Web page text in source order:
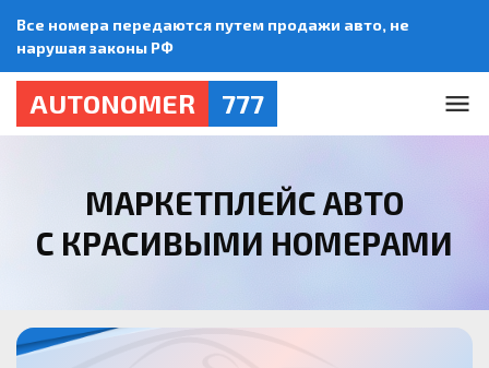
Все номера передаются путем продажи авто, не
нарушая законы РФ
AUTONOMER 777
МАРКЕТПЛЕЙС АВТО
С КРАСИВЫМИ НОМЕРАМИ